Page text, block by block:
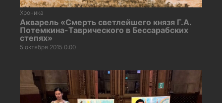
Хроника
Акварель «Смерть светлейшего князя Г.А.
Потемкина-Таврического в Бессарабских
степях»
5 октября 2015 0:00